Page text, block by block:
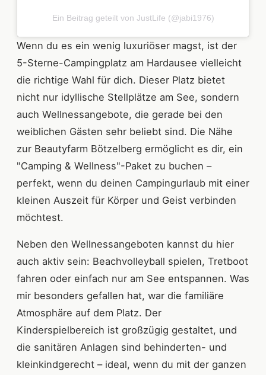
Ein Beitrag geteilt von JustLife (@jabi1976)
Wenn du es ein wenig luxuriöser magst, ist der
5-Sterne-Campingplatz am Hardausee vielleicht
die richtige Wahl für dich. Dieser Platz bietet
nicht nur idyllische Stellplätze am See, sondern
auch Wellnessangebote, die gerade bei den
weiblichen Gästen sehr beliebt sind. Die Nähe
zur Beautyfarm Bötzelberg ermöglicht es dir, ein
"Camping & Wellness"-Paket zu buchen –
perfekt, wenn du deinen Campingurlaub mit einer
kleinen Auszeit für Körper und Geist verbinden
möchtest.
Neben den Wellnessangeboten kannst du hier
auch aktiv sein: Beachvolleyball spielen, Tretboot
fahren oder einfach nur am See entspannen. Was
mir besonders gefallen hat, war die familiäre
Atmosphäre auf dem Platz. Der
Kinderspielbereich ist großzügig gestaltet, und
die sanitären Anlagen sind behinderten- und
kleinkindgerecht – ideal, wenn du mit der ganzen